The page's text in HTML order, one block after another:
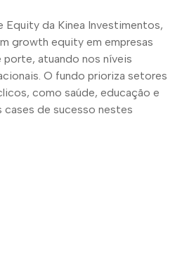
da Kinea Investimentos,
growth equity em empresas
porte, atuando nos níveis
O fundo prioriza setores
como saúde, educação e
de sucesso nestes